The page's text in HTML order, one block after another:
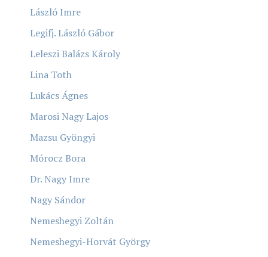
László Imre
Legifj. László Gábor
Leleszi Balázs Károly
Lina Toth
Lukács Ágnes
Marosi Nagy Lajos
Mazsu Gyöngyi
Mórocz Bora
Dr. Nagy Imre
Nagy Sándor
Nemeshegyi Zoltán
Nemeshegyi-Horvát György